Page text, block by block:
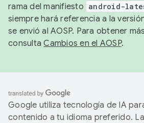
rama del manifiesto android-
siempre hará referencia a la
se envió al AOSP. Para obtener
consultaCambios en el AOSP.
Google utiliza tecnología de IA
contenido a tu idioma preferido.